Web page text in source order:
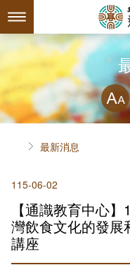
到
要
內
容
最新消息
系所簡介
關於中心
中心主任介紹
諮詢信箱
聯絡資訊
師資陣容
課程規劃
授課大綱
教材資訊
互動服務
檔案下載
回空大首頁
首頁最新消息
115-06-02
【通識教育中心
灣飲食文化的發展
講座